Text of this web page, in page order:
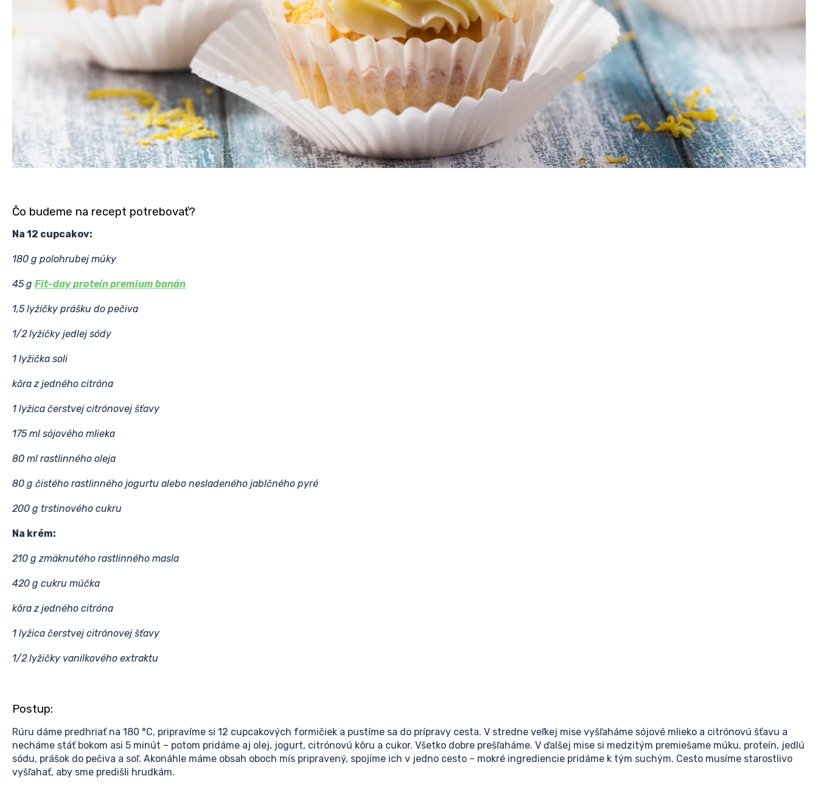
Čo budeme na recept potrebovať?
Na 12 cupcakov:
180 g polohrubej múky
45 g Fit-day proteín premium banán
1,5 lyžičky prášku do pečiva
1/2 lyžičky jedlej sódy
1 lyžička soli
kôra z jedného citróna
1 lyžica čerstvej citrónovej šťavy
175 ml sójového mlieka
80 ml rastlinného oleja
80 g čistého rastlinného jogurtu alebo nesladeného jablčného pyré
200 g trstinového cukru
Na krém:
210 g zmäknutého rastlinného masla
420 g cukru múčka
kôra z jedného citróna
1 lyžica čerstvej citrónovej šťavy
1/2 lyžičky vanilkového extraktu
Postup:
Rúru dáme predhriať na 180 °C, pripravíme si 12 cupcakových formičiek a pustíme sa do prípravy cesta. V stredne veľkej mise vyšľaháme sójové mlieko a citrónovú šťavu a
necháme stáť bokom asi 5 minút – potom pridáme aj olej, jogurt, citrónovú kôru a cukor. Všetko dobre prešľaháme. V ďalšej mise si medzitým premiešame múku, proteín, jedlú
sódu, prášok do pečiva a soľ. Akonáhle máme obsah oboch mís pripravený, spojíme ich v jedno cesto – mokré ingrediencie pridáme k tým suchým. Cesto musíme starostlivo
vyšľahať, aby sme predišli hrudkám.